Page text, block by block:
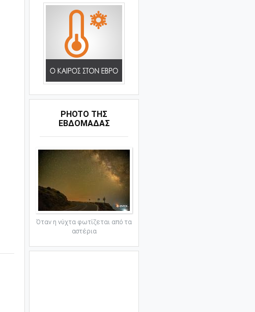
PHOTO ΤΗΣ
ΕΒΔΟΜΑΔΑΣ
Όταν η νύχτα φωτίζεται από τα
αστέρια